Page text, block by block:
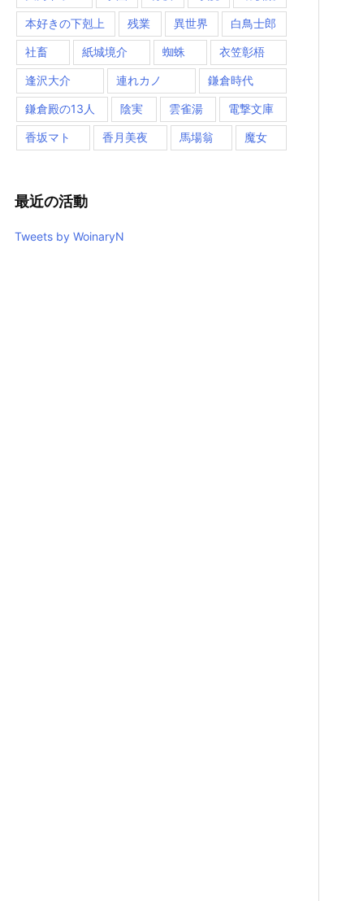
本好きの下剋上 残業 異世界 白鳥士郎
社畜 紙城境介 蜘蛛 衣笠彰梧
逢沢大介 連れカノ 鎌倉時代
鎌倉殿の13人 陰実 雲雀湯 電撃文庫
香坂マト 香月美夜 馬場翁 魔女
最近の活動
Tweets by WoinaryN